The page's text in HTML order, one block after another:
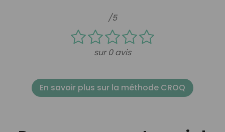
/5
sur 0 avis
En savoir plus sur la méthode CROQ